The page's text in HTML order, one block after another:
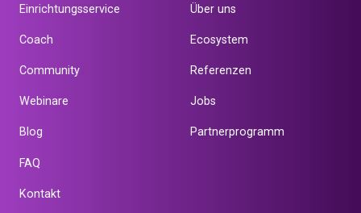
Einrichtungsservice
Coach
Community
Webinare
Blog
FAQ
Kontakt
Über uns
Ecosystem
Referenzen
Jobs
Partnerprogramm